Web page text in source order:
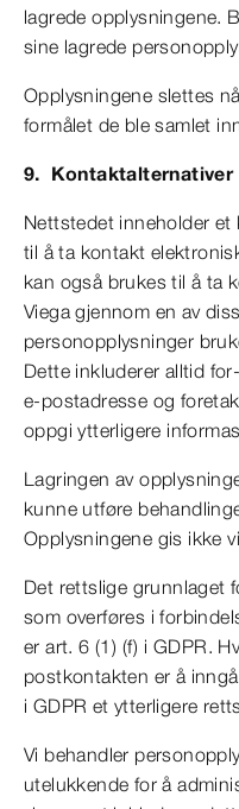
lagrede opplysningene.
sine lagrede
Opplysningene slettes
formålet de ble samlet
9. Kontaktalternativer
Nettstedet inneholder
til å ta kontakt
kan også brukes til å ta
Viega gjennom en av
personopplysninger
Dette inkluderer alltid
e-postadresse og
oppgi ytterligere
Lagringen av
kunne utføre
Opplysningene gis ikke
Det rettslige grunnlaget
som overføres i
er art. 6 (1) (f) i GDPR.
postkontakten er å
i GDPR et ytterligere
Vi behandler
utelukkende for å